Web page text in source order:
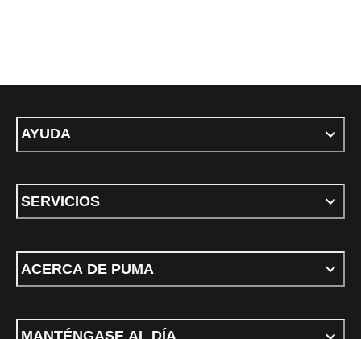
AYUDA
SERVICIOS
ACERCA DE PUMA